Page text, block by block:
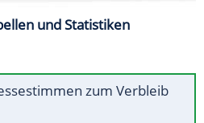
und Statistiken
zum Verbleib